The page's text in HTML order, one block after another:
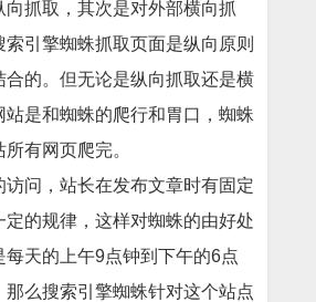
向抓取，其次是对外部横向抓
引擎蜘蛛抓取页面是纵向原则
合的。但无论是纵向抓取还是横
站是和蜘蛛的爬行和胃口，蜘蛛
有网页爬完。
访问，站长在发布文章时有固定
定的规律，这样对蜘蛛的由好处
每天的上午9点钟到下午的6点
那么搜索引擎蜘蛛针对这个站点